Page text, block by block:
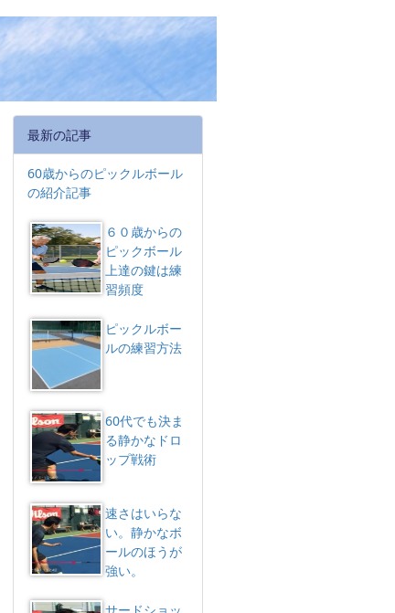
最新の記事
60歳からのピックルボール
の紹介記事
６０歳からの
ピックボール
上達の鍵は練
習頻度
ピックルボー
ルの練習方法
60代でも決ま
る静かなドロ
ップ戦術
速さはいらな
い。静かなボ
ールのほうが
強い。